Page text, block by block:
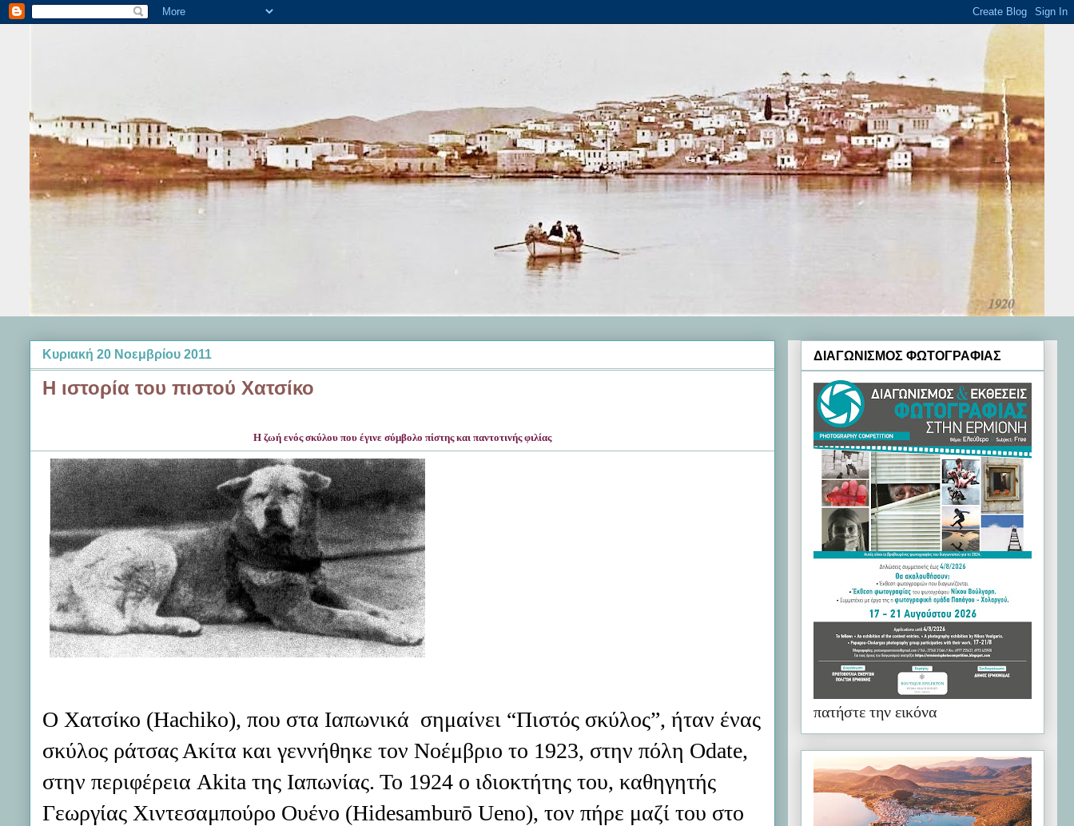
Κυριακή 20 Νοεμβρίου 2011
Η ιστορία του πιστού Χατσίκο
Η ζωή ενός σκύλου που έγινε σύμβολο πίστης και παντοτινής φιλίας
O Χατσίκο (Hachiko), που στα Ιαπωνικά σημαίνει “Πιστός σκύλος”, ήταν ένας
σκύλος ράτσας Ακίτα και γεννήθηκε τον Νοέμβριο το 1923, στην πόλη Odate,
στην περιφέρεια Akita της Ιαπωνίας. Το 1924 ο ιδιοκτήτης του, καθηγητής
Γεωργίας Χιντεσαμπούρο Ουένο (Hidesamburō Ueno), τον πήρε μαζί του στο
ΔΙΑΓΩΝΙΣΜΟΣ ΦΩΤΟΓΡΑΦΙΑΣ
πατήστε την εικόνα